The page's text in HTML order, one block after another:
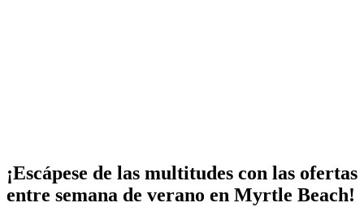
¡Escápese de las multitudes con las ofertas
entre semana de verano en Myrtle Beach!